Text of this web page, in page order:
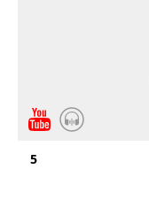
5